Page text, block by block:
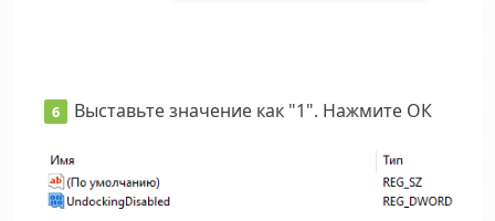
Выставьте значение как "1". Нажмите ОК